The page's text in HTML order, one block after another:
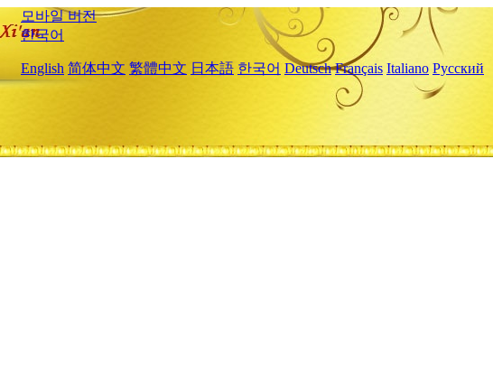
모바일 버전
한국어
English 简体中文 繁體中文 日本語 한국어 Deutsch Français Italiano Русский